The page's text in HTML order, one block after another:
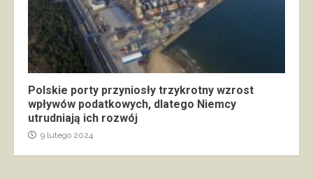
Polskie porty przyniosły trzykrotny wzrost
wpływów podatkowych, dlatego Niemcy
utrudniają ich rozwój
9 lutego 2024